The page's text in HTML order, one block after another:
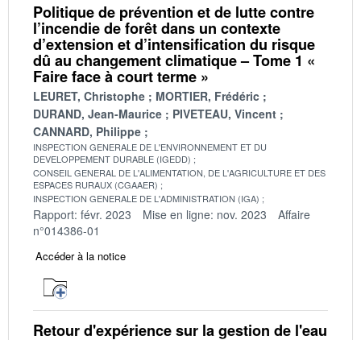
Politique de prévention et de lutte contre
l’incendie de forêt dans un contexte
d’extension et d’intensification du risque
dû au changement climatique – Tome 1 «
Faire face à court terme »
LEURET, Christophe
MORTIER, Frédéric
DURAND, Jean-Maurice
PIVETEAU, Vincent
CANNARD, Philippe
INSPECTION GENERALE DE L'ENVIRONNEMENT ET DU
DEVELOPPEMENT DURABLE (IGEDD)
CONSEIL GENERAL DE L'ALIMENTATION, DE L'AGRICULTURE ET DES
ESPACES RURAUX (CGAAER)
INSPECTION GENERALE DE L'ADMINISTRATION (IGA)
Rapport: févr. 2023 Mise en ligne: nov. 2023
Affaire
n°014386-01
Accéder à la notice
Retour d'expérience sur la gestion de l'eau